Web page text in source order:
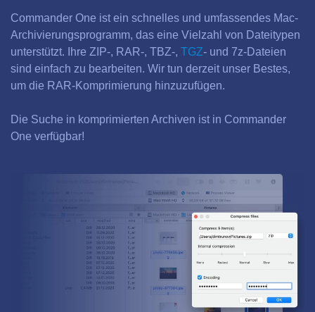
Commander One ist ein schnelles und umfassendes Mac-
Archivierungsprogramm, das eine Vielzahl von Dateitypen
unterstützt. Ihre ZIP-, RAR-, TBZ-, TGZ- und 7z-Dateien
sind einfach zu bearbeiten. Wir tun derzeit unser Bestes,
um die RAR-Komprimierung hinzuzufügen.
Die Suche in komprimierten Archiven ist in Commander
One verfügbar!